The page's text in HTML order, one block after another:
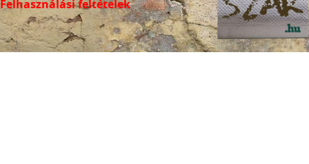
Felhasználási feltételek